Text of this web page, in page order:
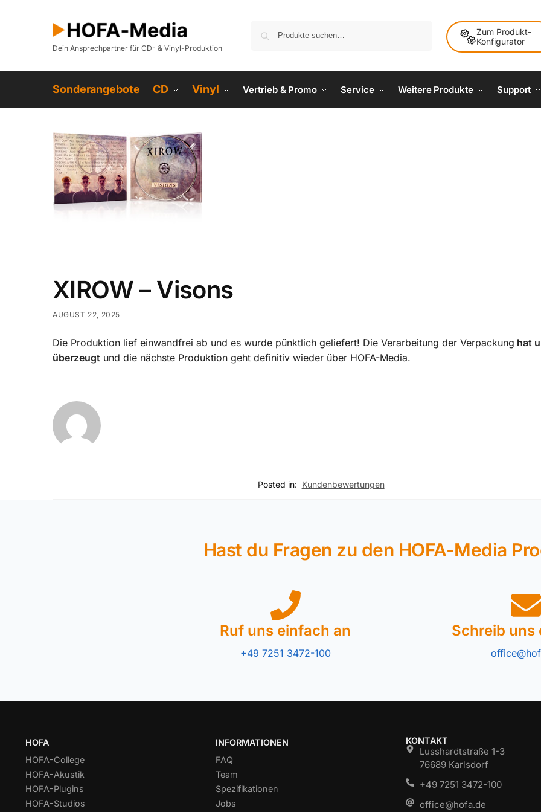
Dein Ansprechpartner für CD- & Vinyl-Produktion
Zum Produkt-
Konfigurator
Sonderangebote CD Vinyl Vertrieb & Promo Service Weitere Produkte Support
XIROW – Visons
AUGUST 22, 2025
Die Produktion lief einwandfrei ab und es wurde pünktlich geliefert! Die Verarbeitung der Verpackung hat
überzeugt und die nächste Produktion geht definitiv wieder über HOFA-Media.
Posted in: Kundenbewertungen
Hast du Fragen zu den HOFA-Media
Ruf uns einfach an
+49 7251 3472-100
Schreib uns
HOFA
HOFA-College
HOFA-Akustik
HOFA-Plugins
HOFA-Studios
INFORMATIONEN
FAQ
Team
Spezifikationen
Jobs
KONTAKT
Lusshardtstraße 1-3
76689 Karlsdorf
+49 7251 3472-100
office@hofa.de